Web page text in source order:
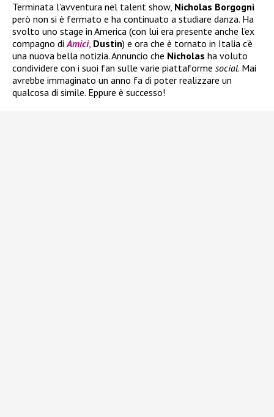
Terminata l’avventura nel talent show, Nicholas Borgogni
però non si è fermato e ha continuato a studiare danza. Ha
svolto uno stage in America (con lui era presente anche l’ex
compagno diAmici, Dustin) e ora che è tornato in Italia c’è
una nuova bella notizia. Annuncio che Nicholas ha voluto
condividere con i suoi fan sulle varie piattaforme social. Mai
avrebbe immaginato un anno fa di poter realizzare un
qualcosa di simile. Eppure è successo!